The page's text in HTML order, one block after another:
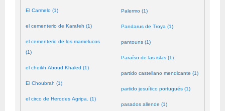
El Carmelo (1)
el cementerio de Karafeh (1)
el cementerio de los mamelucos
(1)
el cheikh Aboud Khaled (1)
El Choubrah (1)
el circo de Herodes Agripa. (1)
Palermo (1)
Pandarus de Troya (1)
pantouns (1)
Paraíso de las islas (1)
partido castellano mendicante (1)
partido jesuítico portugués (1)
pasados allende (1)